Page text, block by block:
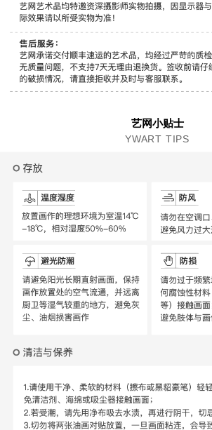
艺网小贴士
YWART TIPS